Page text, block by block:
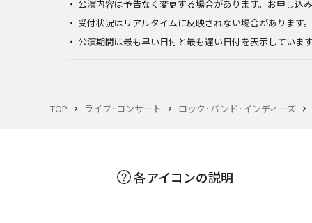
TOP ライブ･コンサート ロック･バンド･インディーズ
公演内容は予告なく変更する場合があります。お申し込
受付状況はリアルタイムに反映されない場合があります。
公演期間は最も早い日付と最も遅い日付を表示していま
各アイコンの説明